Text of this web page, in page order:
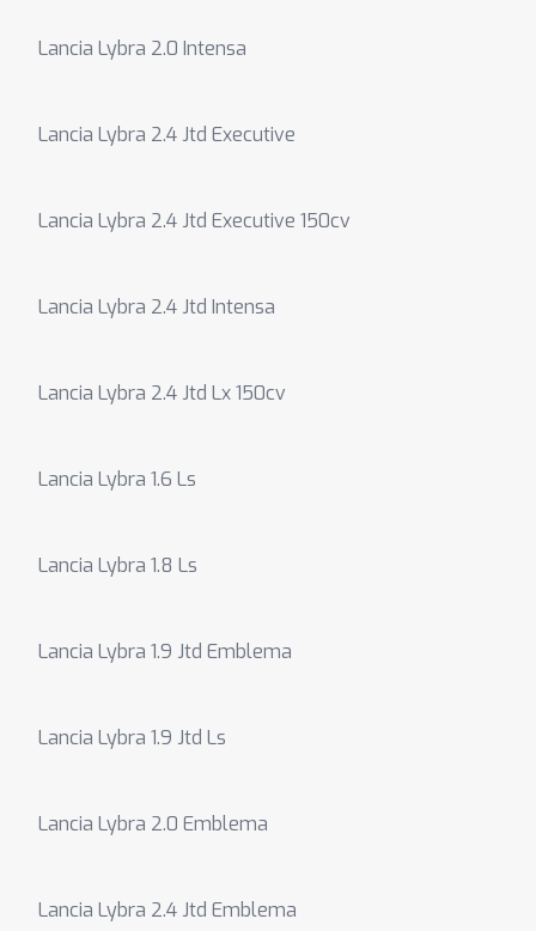
Lancia Lybra 2.0 Intensa
Lancia Lybra 2.4 Jtd Executive
Lancia Lybra 2.4 Jtd Executive 150cv
Lancia Lybra 2.4 Jtd Intensa
Lancia Lybra 2.4 Jtd Lx 150cv
Lancia Lybra 1.6 Ls
Lancia Lybra 1.8 Ls
Lancia Lybra 1.9 Jtd Emblema
Lancia Lybra 1.9 Jtd Ls
Lancia Lybra 2.0 Emblema
Lancia Lybra 2.4 Jtd Emblema